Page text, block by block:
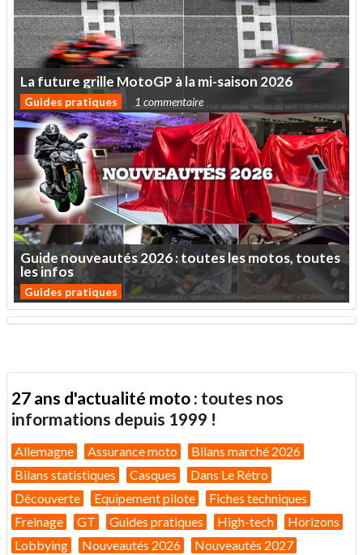
Lafuturegrille MotoGP àlami-saison 2026
Guides pratiques 1 commentaire
Guidenouveautés2026:touteslesmotos,toutes
lesinfos
Guides pratiques
27 ans d'actualité moto : toutes nos
informations depuis 1999 !
Allemagne Assurance moto
Bilans marché 2026
Bilans statistiques
Casques
Dans Le Rétro
Découverte
Equipement pilote
Fiches techniques
Freinage
GT Guides pratiques High-tech
Horizons
Lobbying
Nouveautés 2026 Nouveautés 2027